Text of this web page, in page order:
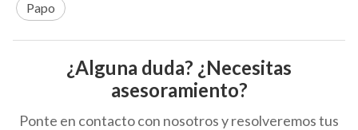
Papo
¿Alguna duda? ¿Necesitas
asesoramiento?
Ponte en contacto con nosotros y resolveremos tus